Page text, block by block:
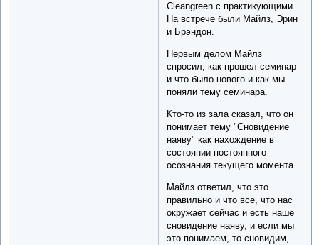
Cleangreen с практикующими.
На встрече были Майлз, Эрин
и Брэндон.
Первым делом Майлз
спросил, как прошел семинар
и что было нового и как мы
поняли тему семинара.
Кто-то из зала сказал, что он
понимает тему "Сновидение
наяву" как нахождение в
состоянии постоянного
осознания текущего момента.
Майлз ответил, что это
правильно и что все, что нас
окружает сейчас и есть наше
сновидение наяву, и если мы
это понимаем, то сновидим,